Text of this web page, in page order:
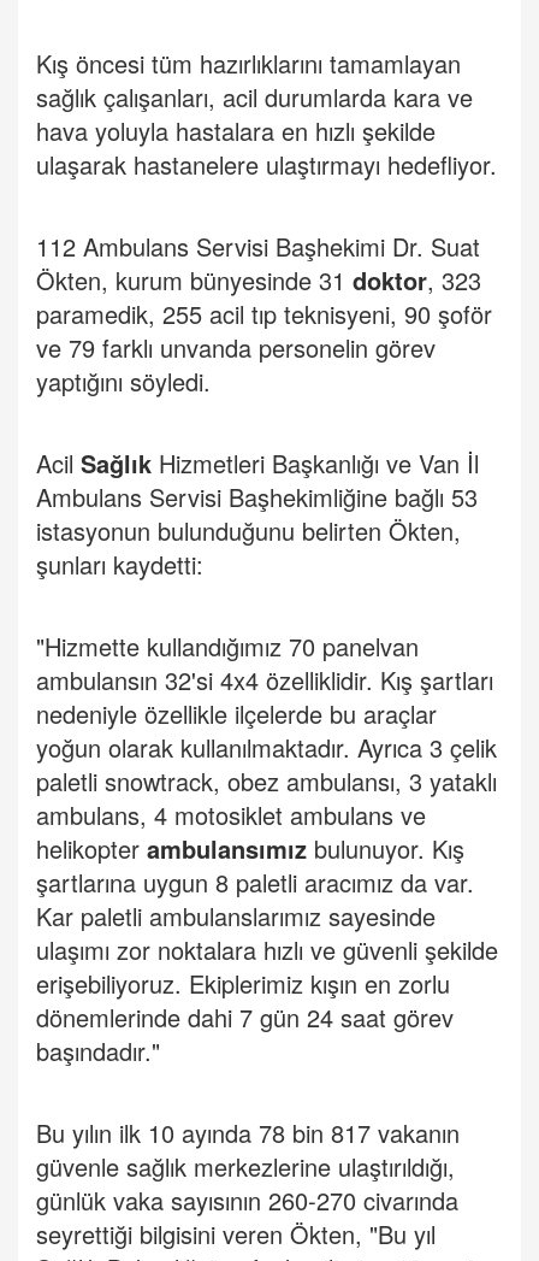
Kış öncesi tüm hazırlıklarını tamamlayan
sağlık çalışanları, acil durumlarda kara ve
hava yoluyla hastalara en hızlı şekilde
ulaşarak hastanelere ulaştırmayı hedefliyor.
112 Ambulans Servisi Başhekimi Dr. Suat
Ökten, kurum bünyesinde 31 doktor, 323
paramedik, 255 acil tıp teknisyeni, 90 şoför
ve 79 farklı unvanda personelin görev
yaptığını söyledi.
Acil Sağlık Hizmetleri Başkanlığı ve Van İl
Ambulans Servisi Başhekimliğine bağlı 53
istasyonun bulunduğunu belirten Ökten,
şunları kaydetti:
"Hizmette kullandığımız 70 panelvan
ambulansın 32'si 4x4 özelliklidir. Kış şartları
nedeniyle özellikle ilçelerde bu araçlar
yoğun olarak kullanılmaktadır. Ayrıca 3 çelik
paletli snowtrack, obez ambulansı, 3 yataklı
ambulans, 4 motosiklet ambulans ve
helikopter ambulansımız bulunuyor. Kış
şartlarına uygun 8 paletli aracımız da var.
Kar paletli ambulanslarımız sayesinde
ulaşımı zor noktalara hızlı ve güvenli şekilde
erişebiliyoruz. Ekiplerimiz kışın en zorlu
dönemlerinde dahi 7 gün 24 saat görev
başındadır."
Bu yılın ilk 10 ayında 78 bin 817 vakanın
güvenle sağlık merkezlerine ulaştırıldığı,
günlük vaka sayısının 260-270 civarında
seyrettiği bilgisini veren Ökten, "Bu yıl